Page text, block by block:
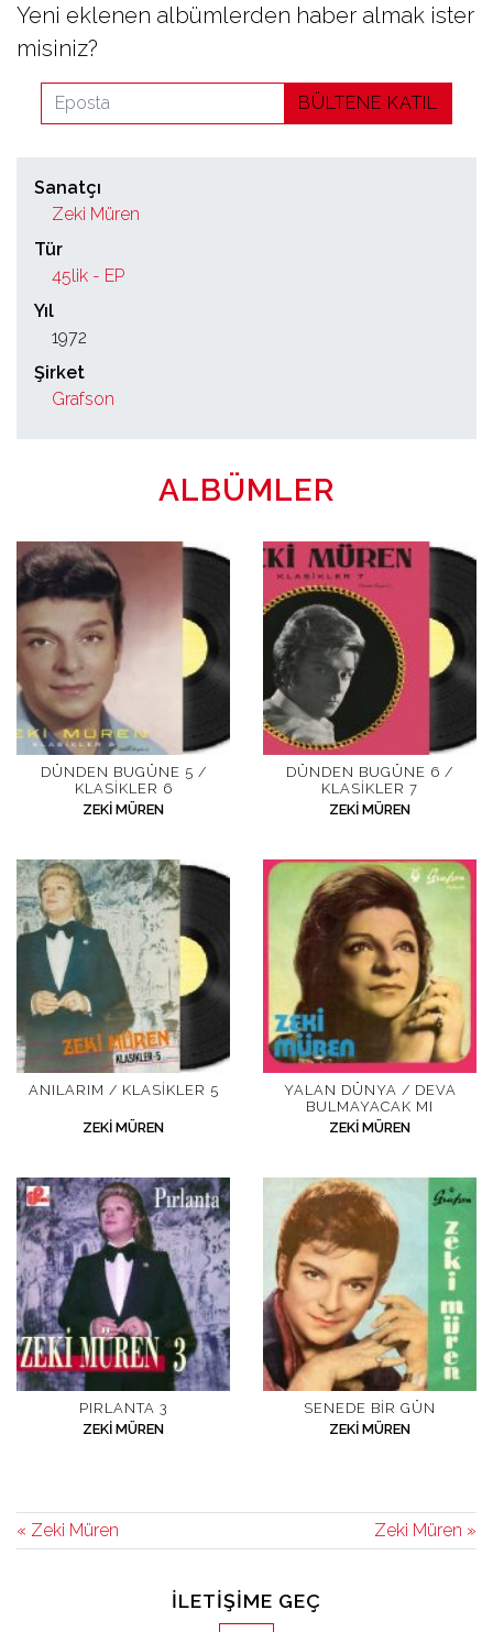
Yeni eklenen albümlerden haber almak ister
misiniz?
BÜLTENE KATIL
Sanatçı
Zeki Müren
Tür
45lik - EP
Yıl
1972
Şirket
Grafson
ALBÜMLER
DÜNDEN BUGÜNE 5 /
KLASIKLER 6
ZEKI MÜREN
DÜNDEN BUGÜNE 6 /
KLASIKLER 7
ZEKI MÜREN
ANILARIM / KLASIKLER 5
ZEKI MÜREN
YALAN DÜNYA / DEVA
BULMAYACAK MI
ZEKI MÜREN
PIRLANTA 3
ZEKI MÜREN
SENEDE BIR GÜN
ZEKI MÜREN
« Zeki Müren Zeki Müren »
İLETIŞIME GEÇ